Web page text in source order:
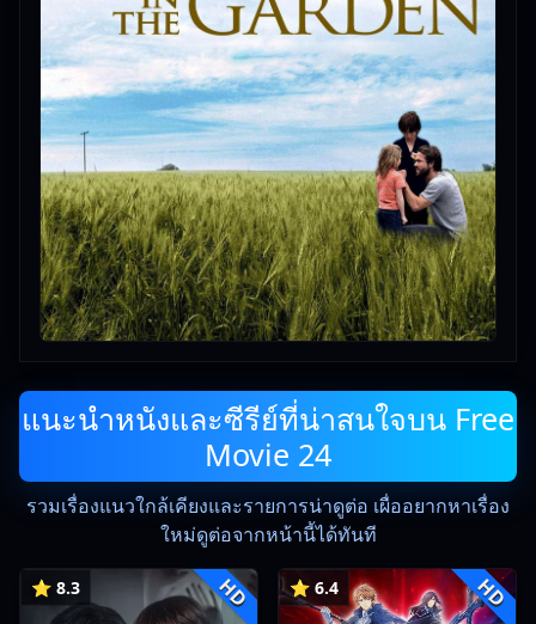
แนะนำหนังและซีรีย์ที่น่าสนใจบน Free
Movie 24
รวมเรื่องแนวใกล้เคียงและรายการน่าดูต่อ เผื่ออยากหาเรื่อง
ใหม่ดูต่อจากหน้านี้ได้ทันที
⭐ 8.3 HD ⭐ 6.4 HD